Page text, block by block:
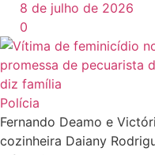
8 de julho de 2026
0
Polícia
Fernando Deamo e
cozinheira Daiany